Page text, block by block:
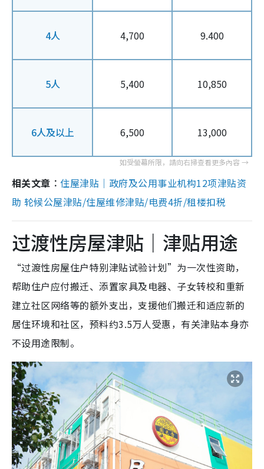
4人 4,700 9.400
5人 5,400 10,850
6人及以上 6,500 13,000
相关文章︰住屋津贴｜政府及公用事业机构12项津贴资
助 轮候公屋津贴/住屋维修津贴/电费4折/租楼扣税
过渡性房屋津贴｜津贴用途
“过渡性房屋住户特别津贴试验计划”为一次性资助，
帮助住户应付搬迁、添置家具及电器、子女转校和重新
建立社区网络等的额外支出，支援他们搬迁和适应新的
居住环境和社区，预料约3.5万人受惠，有关津贴本身亦
不设用途限制。